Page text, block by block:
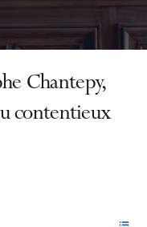
Chantepy,
contentieux